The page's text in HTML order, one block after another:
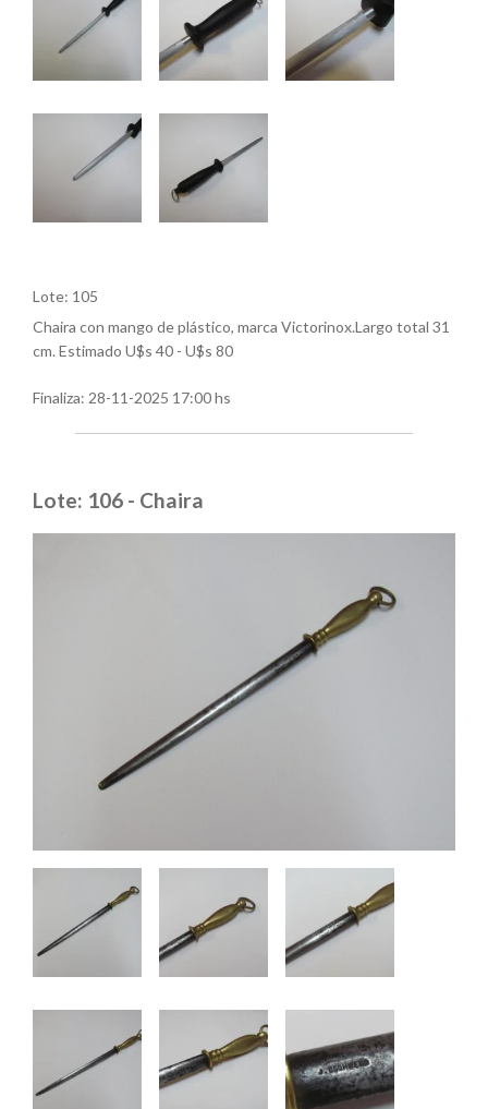
Lote: 105
Chaira con mango de plástico, marca Victorinox.Largo total 31
cm. Estimado U$s 40 - U$s 80
Finaliza: 28-11-2025 17:00 hs
Lote: 106 - Chaira